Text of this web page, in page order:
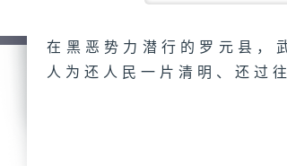
在黑恶势力潜行的罗元县，
人为还人民一片清明、还过